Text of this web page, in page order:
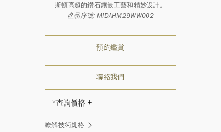
斯頓高超的鑽石鑲嵌工藝和精妙設計。
產品序號: MIDAHM29WW002
預約鑑賞
聯絡我們
*查詢價格
兩顆相同的鑽石。」 海瑞溫斯頓的每
瞭解技術規格